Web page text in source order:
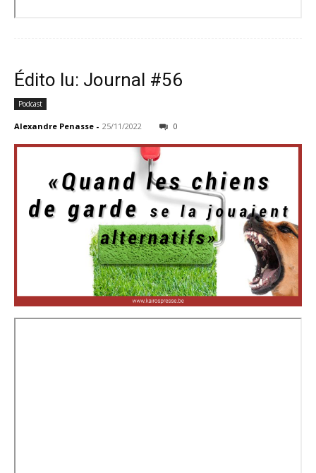
Édito lu: Journal #56
Podcast
Alexandre Penasse - 25/11/2022 0